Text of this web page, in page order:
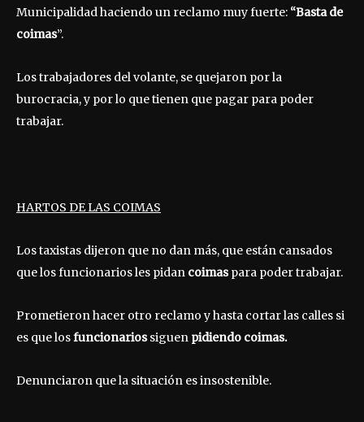
Municipalidad haciendo un reclamo muy fuerte: “Basta de
coimas”.
Los trabajadores del volante, se quejaron por la
burocracia, y por lo que tienen que pagar para poder
trabajar.
HARTOS DE LAS COIMAS
Los taxistas dijeron que no dan más, que están cansados
que los funcionarios les pidan coimaspara poder trabajar.
Prometieron hacer otro reclamo y hasta cortar las calles si
es que losfuncionariossiguen pidiendo coimas.
Denunciaron que la situación es insostenible.